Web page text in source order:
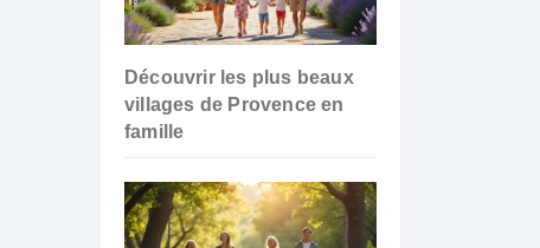
Découvrir les plus beaux
villages de Provence en
famille